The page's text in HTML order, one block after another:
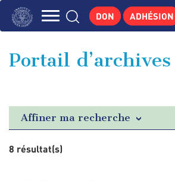
Aller
principale
GEORGES POMPIDOU
PUBLICATIONS
ACTUALITÉS
DON ADHÉSION
Portail d’archives
Affiner ma recherche
8 résultat(s)
Panneau de gestion des cookies